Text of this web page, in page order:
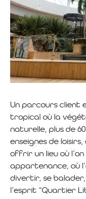
Un parcours client
tropical où la
naturelle, plus de
enseignes de
offrir un lieu où
appartenance, où
divertir, se
l’esprit “Quartier